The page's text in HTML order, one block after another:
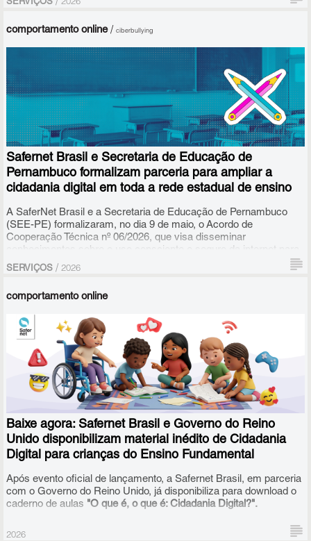
celebrada formalmente desde 2019, entra agora em seu quarto
conjunto até 2028.
SERVIÇOS 2026
comportamento online/ciberbullying
Safernet Brasil e Secretaria de Educação de
Pernambuco formalizam parceria para ampliar a
cidadania digital em toda a rede estadual de ensino
A SaferNet Brasil e a Secretaria de Educação de Pernambuco
(SEE-PE) formalizaram, no dia 9 de maio, o Acordo de
Cooperação Técnica nº 06/2026, que visa disseminar
conhecimentos sobre o uso consciente e seguro da internet para
os profissionais da educação e estudantes da Rede Estadual de
Ensino. A cooperação chega para estruturar e expandir uma
SERVIÇOS /2026
comportamento online
Baixe agora: Safernet Brasil e Governo do Reino
Unido disponibilizam material inédito de Cidadania
Digital para crianças do Ensino Fundamental
Após evento oficial de lançamento, a Safernet Brasil, em parceria
com o Governo do Reino Unido, já disponibiliza para download o
caderno de aulas "O que é, o que é: Cidadania Digital?".
2026